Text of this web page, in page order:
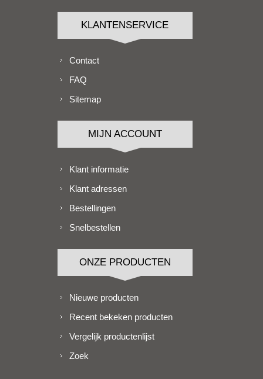
KLANTENSERVICE
Contact
FAQ
Sitemap
MIJN ACCOUNT
Klant informatie
Klant adressen
Bestellingen
Snelbestellen
ONZE PRODUCTEN
Nieuwe producten
Recent bekeken producten
Vergelijk productenlijst
Zoek